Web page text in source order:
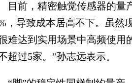
前，精密触觉传感器的量产
，导致成本居高不下。虽然
难达到实用场景中高频使用
超过5家。”孙志远表示。